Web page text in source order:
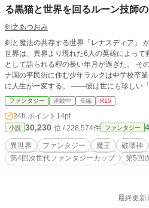
る黒猫と世界を回るルーン技師
剣之あつおみ
剣と魔法の共存する世界「レナスディア」
世界は、異界より現れた6人の英雄によっ
として語られる程の長い年月が過ぎた。 その伝説の始まりの街とされるアルテ
ナ国の平民街に住む少年ラルクは中学校卒
に人生が一変する。 ――彼は世にも珍しい「破壊神の加護」を持っていた。 破
壊神は世界を滅ぼす存在として、その名前
は危険な存在として捕らわれる事となった
に発覚した彼は激しい拷問の末、国外追放を命じられる。
海原を走る船の倉庫だった。 ・・・彼はそ
出会う。 この物語は運命の出会いとルーン技師の才能に目覚め、数々の偉業を
成し遂げる少年のお話です。 前日譚 なんだこのギルドネカマしかいない！ Ψ
ギルドごと異世界に行ったら実は全員ネカ
ファンタジー 連載中 長編 R15
24h.ポイント 14pt
小説 30,230 位 / 228,574件 ファンタジー
異世界 ファンタジー 魔王 破壊神
第4回次世代ファンタジーカップ
第5回
最終更新